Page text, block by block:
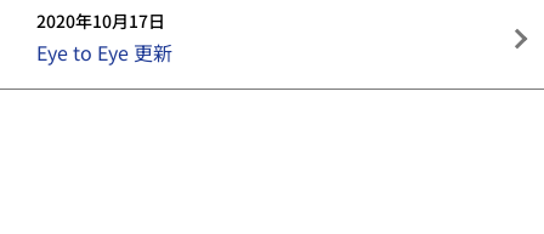
2020年10月17日
Eye to Eye 更新